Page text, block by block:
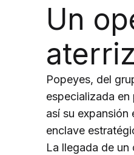
Un
Popeyes, del
especializada
así su expansión
enclave
La llegada de